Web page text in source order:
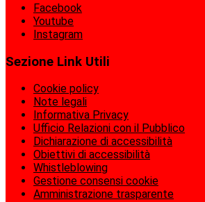
Facebook
Youtube
Instagram
Sezione Link Utili
Cookie policy
Note legali
Informativa Privacy
Ufficio Relazioni con il Pubblico
Dichiarazione di accessibilità
Obiettivi di accessibilità
Whistleblowing
Gestione consensi cookie
Amministrazione trasparente